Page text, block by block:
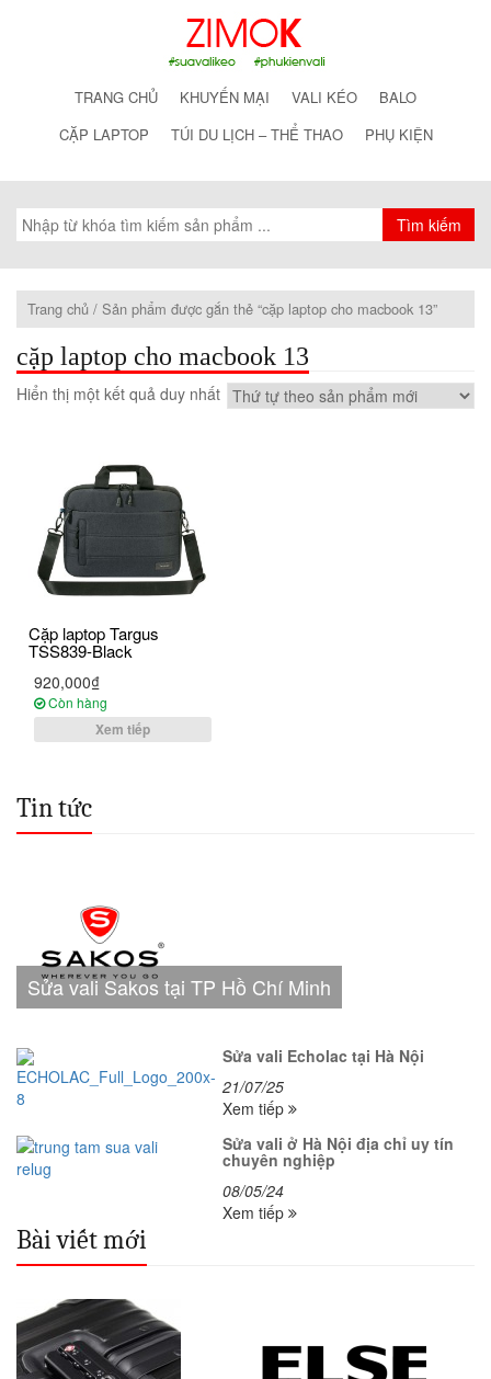
TRANG CHỦ KHUYẾN MẠI VALI KÉO
BALO
CẶP LAPTOP
TÚI DU LỊCH – THỂ THAO PHỤ KIỆN
Trang chủ / Sản phẩm được gắn thẻ “cặp laptop cho macbook 13”
cặp laptop cho macbook 13
Hiển thị một kết quả duy nhất
Cặp laptop Targus
TSS839-Black
920,000₫
Còn hàng
Xem tiếp
Tin tức
Sửa vali Sakos tại TP Hồ Chí Minh
Sửa vali Echolac tại Hà Nội
21/07/25
Xem tiếp
Sửa vali ở Hà Nội địa chỉ uy tín
chuyên nghiệp
08/05/24
Xem tiếp
Bài viết mới